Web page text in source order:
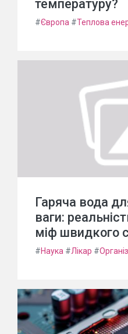
температуру?
#Європа #Теплова
Гаряча вода
ваги:
міф швидкого
#Наука #Лікар #